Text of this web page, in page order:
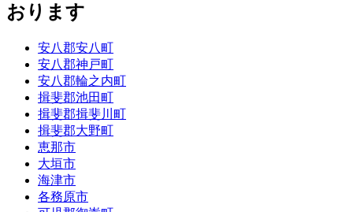
おります
安八郡安八町
安八郡神戸町
安八郡輪之内町
揖斐郡池田町
揖斐郡揖斐川町
揖斐郡大野町
恵那市
大垣市
海津市
各務原市